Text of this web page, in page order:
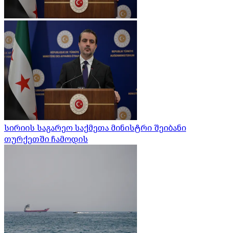
სირიის საგარეო საქმეთა მინისტრი შეიბანი
თურქეთში ჩამოდის